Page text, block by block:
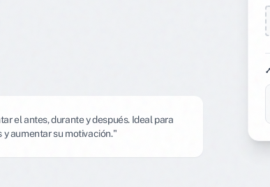
el antes, durante y después. Ideal para
aumentar su motivación."